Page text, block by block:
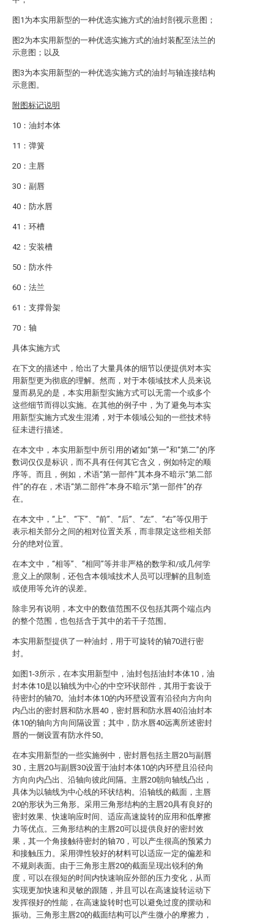
图1为本实用新型的一种优选实施方式的油封剖视示意图；
图2为本实用新型的一种优选实施方式的油封装配至法兰的
示意图；以及
图3为本实用新型的一种优选实施方式的油封与轴连接结构
示意图。
附图标记说明
10：油封本体
11：弹簧
20：主唇
30：副唇
40：防水唇
41：环槽
42：安装槽
50：防水件
60：法兰
61：支撑骨架
70：轴
具体实施方式
在下文的描述中，给出了大量具体的细节以便提供对本实
用新型更为彻底的理解。然而，对于本领域技术人员来说
显而易见的是，本实用新型实施方式可以无需一个或多个
这些细节而得以实施。在其他的例子中，为了避免与本实
用新型实施方式发生混淆，对于本领域公知的一些技术特
征未进行描述。
在本文中，本实用新型中所引用的诸如“第一”和“第二”的序
数词仅仅是标识，而不具有任何其它含义，例如特定的顺
序等。而且，例如，术语“第一部件”其本身不暗示“第二部
件”的存在，术语“第二部件”本身不暗示“第一部件”的存
在。
在本文中，“上”、“下”、“前”、“后”、“左”、“右”等仅用于
表示相关部分之间的相对位置关系，而非限定这些相关部
分的绝对位置。
在本文中，“相等”、“相同”等并非严格的数学和/或几何学
意义上的限制，还包含本领域技术人员可以理解的且制造
或使用等允许的误差。
除非另有说明，本文中的数值范围不仅包括其两个端点内
的整个范围，也包括含于其中的若干子范围。
本实用新型提供了一种油封，用于可旋转的轴70进行密
封。
如图1-3所示，在本实用新型中，油封包括油封本体10，油
封本体10是以轴线为中心的中空环状部件，其用于套设于
待密封的轴70。油封本体10的内环壁设置有沿径向方向向
内凸出的密封唇和防水唇40，密封唇和防水唇40沿油封本
体10的轴向方向间隔设置；其中，防水唇40远离所述密封
唇的一侧设置有防水件50。
在本实用新型的一些实施例中，密封唇包括主唇20与副唇
30，主唇20与副唇30设置于油封本体10的内环壁且沿径向
方向向内凸出、沿轴向彼此间隔。主唇20朝向轴线凸出，
具体为以轴线为中心线的环状结构。沿轴线的截面，主唇
20的形状为三角形。采用三角形结构的主唇20具有良好的
密封效果、快速响应时间、适应高速旋转的应用和低摩擦
力等优点。三角形结构的主唇20可以提供良好的密封效
果，其一个角接触待密封的轴70，可以产生很高的预紧力
和接触压力。采用弹性较好的材料可以适应一定的偏差和
不规则表面。由于三角形主唇20的截面呈现出锐利的角
度，可以在很短的时间内快速响应外部的压力变化，从而
实现更加快速和灵敏的跟随，并且可以在高速旋转运动下
发挥很好的性能，在高速旋转时也可以避免过度的摆动和
振动。三角形主唇20的截面结构可以产生微小的摩擦力，